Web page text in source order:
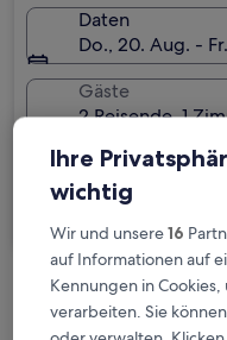
Daten
Do., 20. Aug. -
Gäste
2 Reisende, 1
Ich reise geschäftlich
Kostenlose
Ihre
wichtig
Wir und unsere16
auf Informationen auf
Kennungen in
verarbeiten. Sie